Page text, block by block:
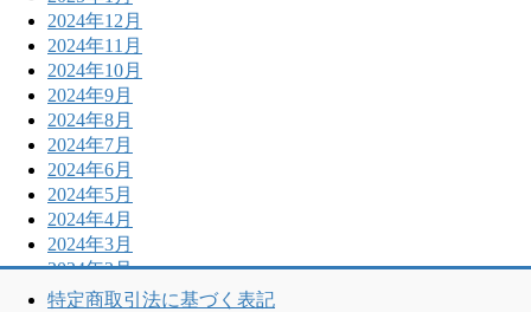
2024年12月
2024年11月
2024年10月
2024年9月
2024年8月
2024年7月
2024年6月
2024年5月
2024年4月
2024年3月
2024年2月
特定商取引法に基づく表記